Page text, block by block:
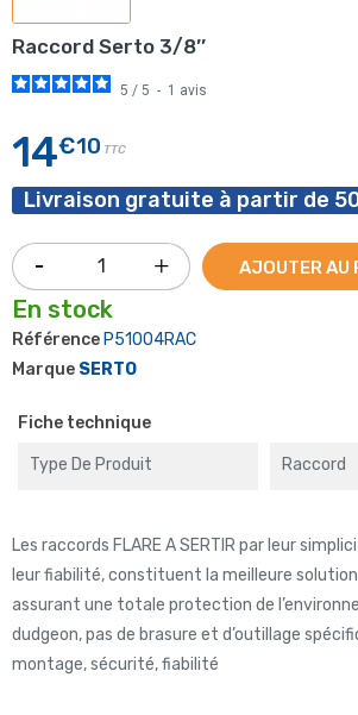
Raccord Serto 3/8’’
5 / 5 - 1 avis
14€10 TTC
Livraison gratuite à partir de
AJOUTER AU
En stock
Référence P51004RAC
Marque SERTO
Fiche technique
Type De Produit Raccord
Les raccords FLARE A SERTIR par leur
leur fiabilité, constituent la meilleure
assurant une totale protection de
dudgeon, pas de brasure et d’outillage
montage, sécurité, fiabilité